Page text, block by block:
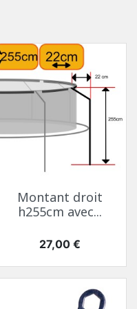
Montant droit
h255cm avec...
Prix
27,00 €